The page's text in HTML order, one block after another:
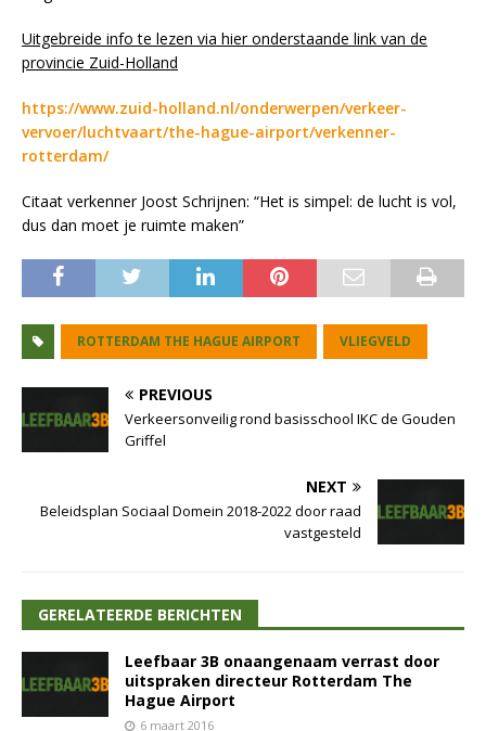
Uitgebreide info te lezen via hier onderstaande link van de
provincie Zuid-Holland
https://www.zuid-holland.nl/onderwerpen/verkeer-
vervoer/luchtvaart/the-hague-airport/verkenner-
rotterdam/
Citaat verkenner Joost Schrijnen: “Het is simpel: de lucht is vol,
dus dan moet je ruimte maken”
ROTTERDAM THE HAGUE AIRPORT VLIEGVELD
PREVIOUS
Verkeersonveilig rond basisschool IKC de Gouden
Griffel
NEXT
Beleidsplan Sociaal Domein 2018-2022 door raad
vastgesteld
GERELATEERDE BERICHTEN
Leefbaar 3B onaangenaam verrast door
uitspraken directeur Rotterdam The
Hague Airport
6 maart 2016